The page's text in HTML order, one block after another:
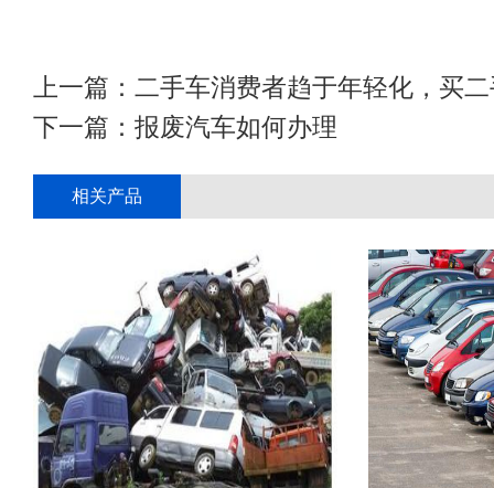
上一篇： 二手车消费者趋于年轻化，买
下一篇： 报废汽车如何办理
相关产品